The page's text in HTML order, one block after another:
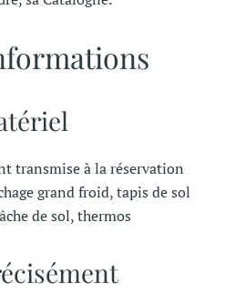
transmise à la réservation
grand froid, tapis de sol
de sol, thermos